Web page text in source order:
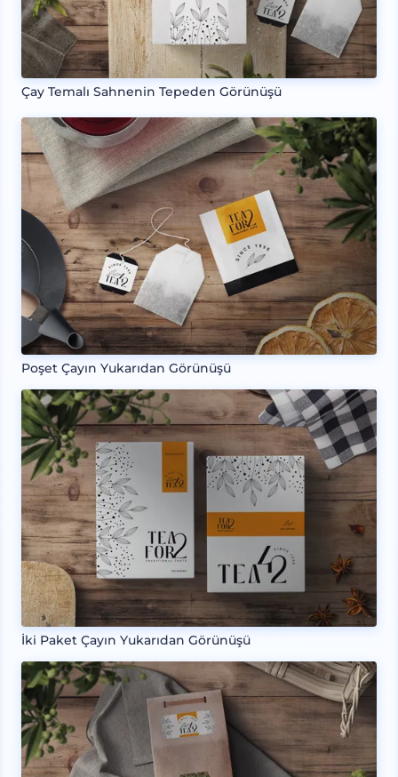
Çay Temalı Sahnenin Tepeden Görünüşü
Poşet Çayın Yukarıdan Görünüşü
İki Paket Çayın Yukarıdan Görünüşü